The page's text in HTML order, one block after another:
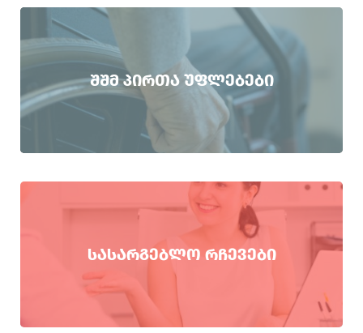
ᲨᲨᲛ ᲞᲘᲠᲗᲐ ᲣᲤᲚᲔᲑᲔᲑᲘ
ᲡᲐᲡᲐᲠᲒᲔᲑᲚᲝ ᲠᲩᲔᲕᲔᲑᲘ